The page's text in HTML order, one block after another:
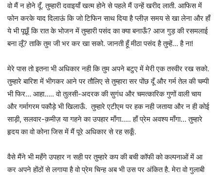
वो मैं न होने दूँ. तुम्हारी दवाइयाँ खत्म होने से पहले मैं उन्हें खरीद लाती. आफिस में
फोन करके याद दिलाऊं कि जो टिफिन साथ दिया है प्लीज़ समय से खा लेना और हाँ
ये भी पूछूँ कि रात के भोजन में तुम्हारी पसंद का क्या बनाऊँ? आज गुड़ की रसमलाई
बना लूँ? ताकि तुम जी भर कर खा सको. जानती हूँ मीठा पसंद है तुम्हें… है ना!
मेरे पास तो इतना भी अधिकार नही कि तुम अपने बटुए में मेरी एक तस्वीर रख सको.
तुम्हारे बारिश में भीगकर आने पर तौलिए से तुम्हारा सर पोंछ दूँ और गर्म तेल की चम्पी
भी फिर… आहा….. वो तुलसी-अदरक की सुगंध और चमत्कारिक गुणों वाली चाय
और गर्मागरम पकौड़े भी खिलाऊँ. तुम्हारे एटीएम पर हक नही जताया और न ही कोई
साड़ी, सलवार-क़मीज़ या गहने का उपहार माँगा….. हाँ प्रेम अवश्य माँगा… तुम्हारे
हृदय का वो कोना जिस में मैं पूरे अधिकार से रह सकूँ.
वैसे मैंने भी महँगे उपहार न सही पर तुम्हारे कप की बची कॉफी को कल्पनाओं में आ
कर अपने होंठों से लगाया है वो प्रेम चिन्ह अब भी उस पर अंकित है. मेरा वो गुलाबी